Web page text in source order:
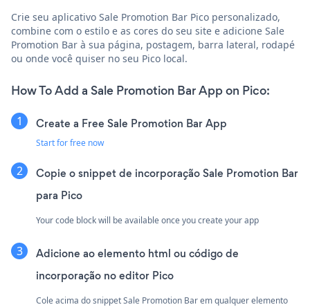
Crie seu aplicativo Sale Promotion Bar Pico personalizado,
combine com o estilo e as cores do seu site e adicione Sale
Promotion Bar à sua página, postagem, barra lateral, rodapé
ou onde você quiser no seu Pico local.
How To Add a Sale Promotion Bar App on Pico:
Create a Free Sale Promotion Bar App
Start for free now
Copie o snippet de incorporação Sale Promotion Bar
para Pico
Your code block will be available once you create your app
Adicione ao elemento html ou código de
incorporação no editor Pico
Cole acima do snippet Sale Promotion Bar em qualquer elemento